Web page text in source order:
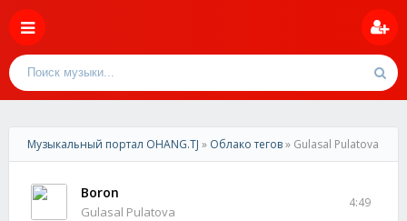
Музыкальный портал OHANG.TJ » Облако тегов» Gulasal Pulatova
Boron
Gulasal Pulatova
4:49